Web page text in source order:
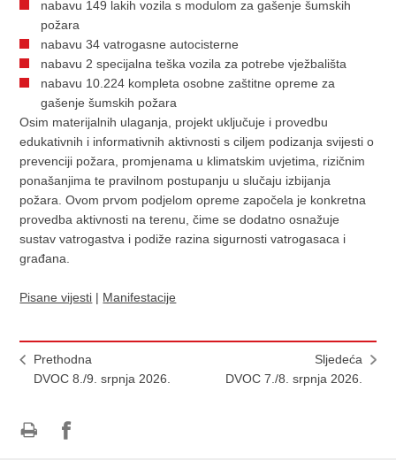
nabavu 149 lakih vozila s modulom za gašenje šumskih
požara
nabavu 34 vatrogasne autocisterne
nabavu 2 specijalna teška vozila za potrebe vježbališta
nabavu 10.224 kompleta osobne zaštitne opreme za
gašenje šumskih požara
Osim materijalnih ulaganja, projekt uključuje i provedbu
edukativnih i informativnih aktivnosti s ciljem podizanja svijesti o
prevenciji požara, promjenama u klimatskim uvjetima, rizičnim
ponašanjima te pravilnom postupanju u slučaju izbijanja
požara. Ovom prvom podjelom opreme započela je konkretna
provedba aktivnosti na terenu, čime se dodatno osnažuje
sustav vatrogastva i podiže razina sigurnosti vatrogasaca i
građana.
Pisane vijesti | Manifestacije
Prethodna
DVOC 8./9. srpnja 2026.
Sljedeća
DVOC 7./8. srpnja 2026.